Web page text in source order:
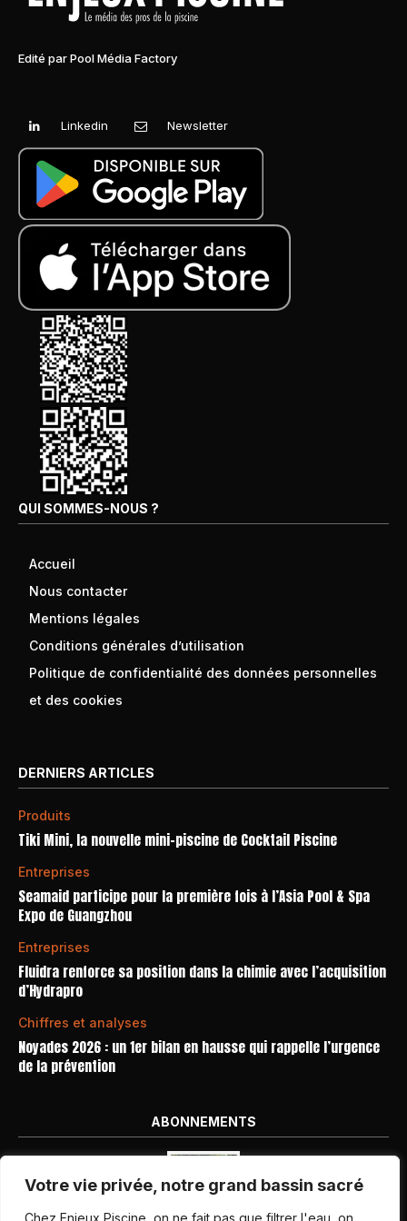
Votre vie privée, notre grand bassin sacré
Chez Enjeux Piscine, on ne fait pas que filtrer l'eau, on
Edité par Pool Média Factory
Linkedin Newsletter
QUI SOMMES-NOUS ?
Accueil
Nous contacter
Mentions légales
Conditions générales d’utilisation
Politique de confidentialité des données personnelles
et des cookies
DERNIERS ARTICLES
Produits
Tiki Mini, la nouvelle mini-piscine de Cocktail Piscine
Entreprises
Seamaid participe pour la première fois à l’Asia Pool & Spa
Expo de Guangzhou
Entreprises
Fluidra renforce sa position dans la chimie avec l’acquisition
d’Hydrapro
Chiffres et analyses
Noyades 2026 : un 1er bilan en hausse qui rappelle l’urgence
de la prévention
ABONNEMENTS